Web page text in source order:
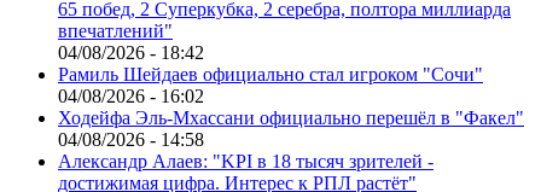
65 побед, 2 Суперкубка, 2 серебра, полтора миллиарда
впечатлений"
04/08/2026 - 18:42
Рамиль Шейдаев официально стал игроком "Сочи"
04/08/2026 - 16:02
Ходейфа Эль-Мхассани официально перешёл в "Факел"
04/08/2026 - 14:58
Александр Алаев: "KPI в 18 тысяч зрителей -
достижимая цифра. Интерес к РПЛ растёт"